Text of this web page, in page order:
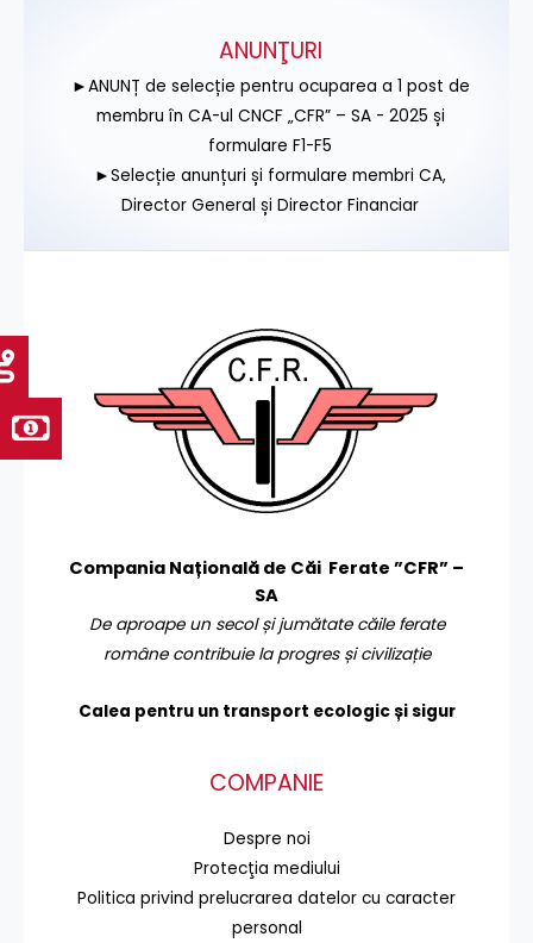
ANUNŢURI
►ANUNȚ de selecție pentru ocuparea a 1 post de
membru în CA-ul CNCF „CFR” – SA - 2025 și
formulare F1-F5
►Selecție anunțuri și formulare membri CA,
Director General și Director Financiar
Compania Națională de Căi Ferate ”CFR” –
SA
De aproape un secol și jumătate căile ferate
române contribuie la progres și civilizație
Calea pentru un transport ecologic și sigur
COMPANIE
Despre noi
Protecţia mediului
Politica privind prelucrarea datelor cu caracter
personal